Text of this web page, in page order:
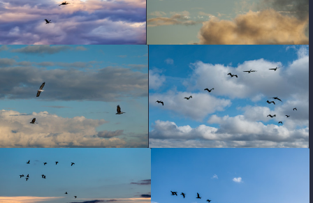
photo photo
photo photo